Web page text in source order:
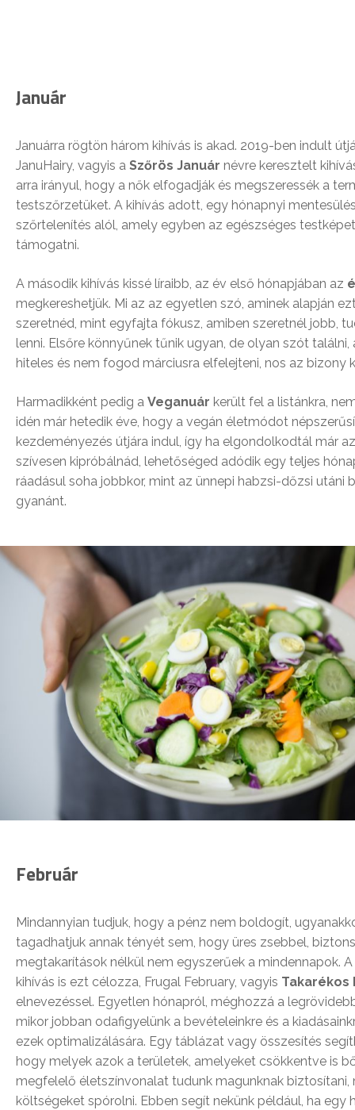
Január
Januárra rögtön három kihívás is akad. 2019-ben indult
JanuHairy, vagyis a Szőrös Január névre keresztelt
arra irányul, hogy a nők elfogadják és megszeressék a
testszőrzetüket. A kihívás adott, egy hónapnyi
szőrtelenítés alól, amely egyben az egészséges
támogatni.
A második kihívás kissé líraibb, az év első hónapjában az
megkereshetjük. Mi az az egyetlen szó, aminek alapján
szeretnéd, mint egyfajta fókusz, amiben szeretnél jobb,
lenni. Elsőre könnyűnek tűnik ugyan, de olyan szót
hiteles és nem fogod márciusra elfelejteni, nos az bizony
Harmadikként pedig a Veganuár került fel a listánkra,
idén már hetedik éve, hogy a vegán életmódot
kezdeményezés útjára indul, így ha elgondolkodtál már
szívesen kipróbálnád, lehetőséged adódik egy teljes
ráadásul soha jobbkor, mint az ünnepi habzsi-dőzsi utáni
gyanánt.
Február
Mindannyian tudjuk, hogy a pénz nem boldogít,
tagadhatjuk annak tényét sem, hogy üres zsebbel,
megtakarítások nélkül nem egyszerűek a mindennapok.
kihívás is ezt célozza, Frugal February, vagyis Takarékos
elnevezéssel. Egyetlen hónapról, méghozzá a
mikor jobban odafigyelünk a bevételeinkre és a
ezek optimalizálására. Egy táblázat vagy összesítés
hogy melyek azok a területek, amelyeket csökkentve is
megfelelő életszínvonalat tudunk magunknak biztosítani,
költségeket spórolni. Ebben segít nekünk például, ha egy